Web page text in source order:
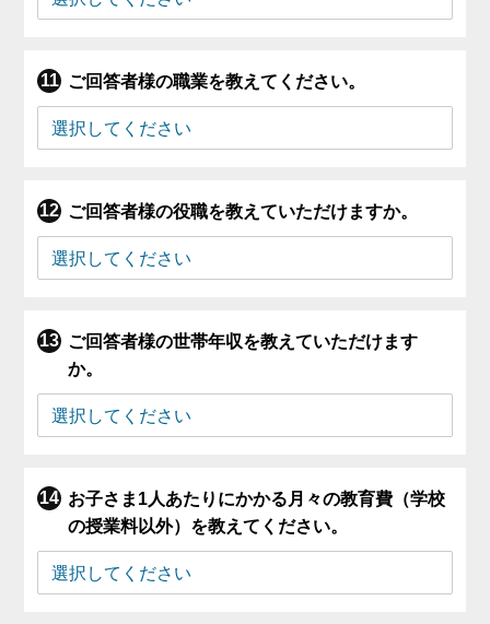
ご回答者様の職業を教えてください。
ご回答者様の役職を教えていただけますか。
ご回答者様の世帯年収を教えていただけます
か。
お子さま1人あたりにかかる月々の教育費（学校
の授業料以外）を教えてください。